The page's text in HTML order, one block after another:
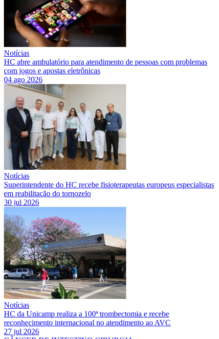
Notícias
HC abre ambulatório para atendimento de pessoas com problemas
com jogos e apostas eletrônicas
04 ago 2026
Notícias
Superintendente do HC recebe fisioterapeutas europeus especialistas
em reabilitação do tornozelo
30 jul 2026
Notícias
HC da Unicamp realiza a 100ª trombectomia e recebe
reconhecimento internacional no atendimento ao AVC
27 jul 2026